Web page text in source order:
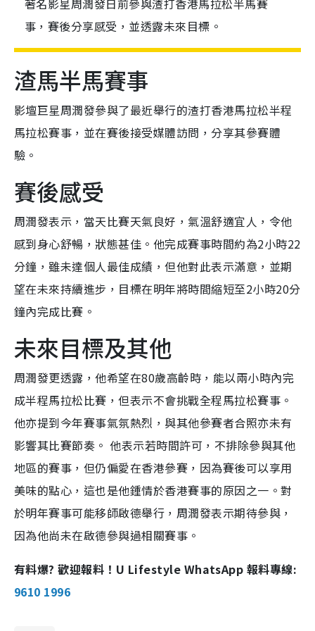
著名影星周潤發日前參與渣打香港馬拉松半馬賽
事，賽後分享感受，並透露未來目標。
渣馬半馬賽事
影壇巨星周潤發參與了最近舉行的渣打香港馬拉松半程
馬拉松賽事，並在賽後接受媒體訪問，分享其參賽體
驗。
賽後感受
周潤發表示，當天比賽天氣良好，氣溫舒適宜人，令他
感到身心舒暢，狀態甚佳。他完成賽事時間約為2小時22
分鐘，雖未達個人最佳成績，但他對此表示滿意，並期
望在未來持續進步，目標在明年將時間縮短至2小時20分
鐘內完成比賽。
未來目標及其他
周潤發更透露，他希望在80歲高齡時，能以兩小時內完
成半程馬拉松比賽，但表示不會挑戰全程馬拉松賽事。
他亦提到今年賽事氣氛熱烈，與其他參賽者合照亦未有
影響其比賽節奏。 他表示若時間許可，不排除參與其他
地區的賽事，但仍偏愛在香港參賽，因為賽後可以享用
美味的點心，這也是他鍾情於香港賽事的原因之一。對
於明年賽事可能移師啟德舉行，周潤發表示期待參與，
因為他尚未在啟德參與過相關賽事。
有料爆? 歡迎報料！U Lifestyle WhatsApp 報料專線:
9610 1996